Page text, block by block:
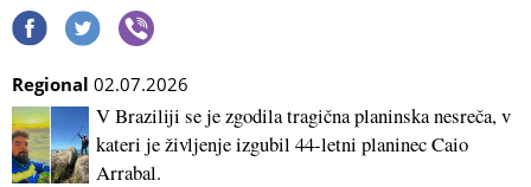
Regional 02.07.2026
V Braziliji se je zgodila tragična planinska nesreča, v
kateri je življenje izgubil 44-letni planinec Caio
Arrabal.